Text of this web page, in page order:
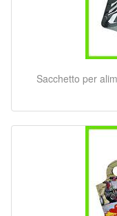
Sacchetto per